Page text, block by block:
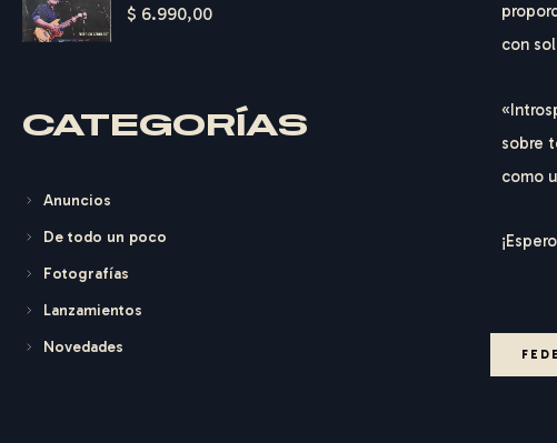
FE RI
con
sobre
como
$ 6.990,00
CATEGORÍAS
Anuncios
De todo un poco
Fotografías
Lanzamientos
Novedades